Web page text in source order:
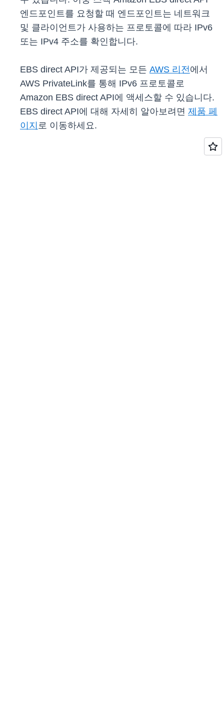
엔드포인트를 요청할 때 엔드포인트는 네트워크
및 클라이언트가 사용하는 프로토콜에 따라 IPv6
또는 IPv4 주소를 확인합니다.
EBS direct API가 제공되는 모든 AWS 리전에서
AWS PrivateLink를 통해 IPv6 프로토콜로
Amazon EBS direct API에 액세스할 수 있습니다.
EBS direct API에 대해 자세히 알아보려면 제품 페
이지 로 이동하세요.